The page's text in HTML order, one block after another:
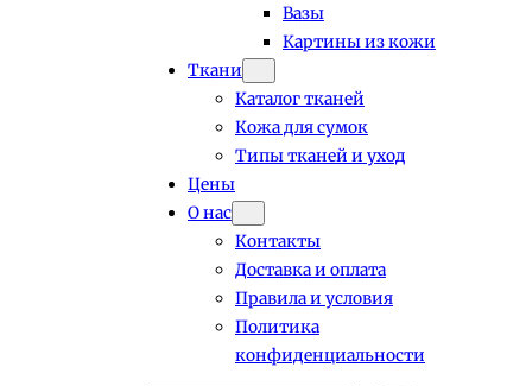
Вазы
Картины из кожи
Ткани
Каталог тканей
Кожа для сумок
Типы тканей и уход
Цены
О нас
Контакты
Доставка и оплата
Правила и условия
Политика
конфиденциальности